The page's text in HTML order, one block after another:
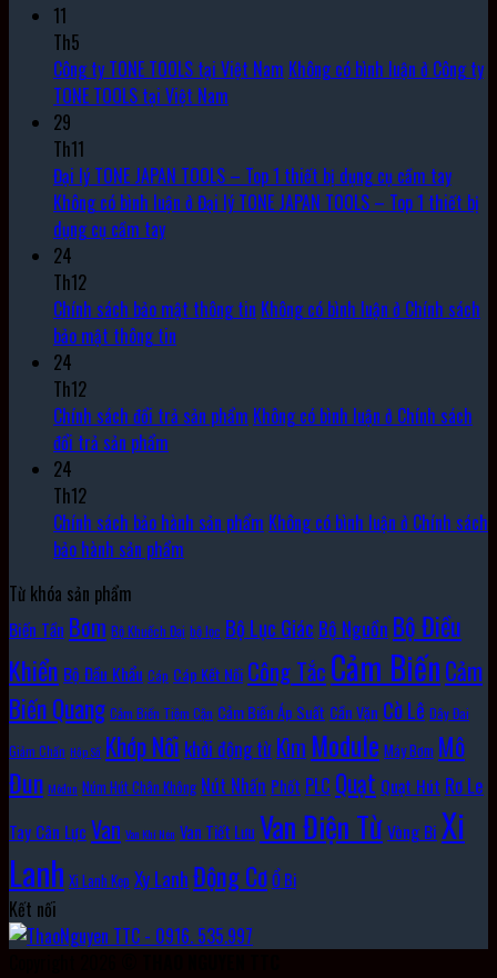
11
Th5
Công ty TONE TOOLS tại Việt Nam Không có bình luận ở Công ty
TONE TOOLS tại Việt Nam
29
Th11
Đại lý TONE JAPAN TOOLS – Top 1 thiết bị dụng cụ cầm tay
Không có bình luận ở Đại lý TONE JAPAN TOOLS – Top 1 thiết bị
dụng cụ cầm tay
24
Th12
Chính sách bảo mật thông tin Không có bình luận ở Chính sách
bảo mật thông tin
24
Th12
Chính sách đổi trả sản phẩm Không có bình luận ở Chính sách
đổi trả sản phẩm
24
Th12
Chính sách bảo hành sản phẩm Không có bình luận ở Chính sách
bảo hành sản phẩm
Từ khóa sản phẩm
Biến Tần Bơm Bộ Khuếch Đại bộ lọc Bộ Lục Giác Bộ Nguồn Bộ Điều
Khiển Bộ Đầu Khẩu Cáp Cáp Kết Nối Công TắcCảm BiếnCảm
Biến Quang Cảm Biến Tiệm Cận Cảm Biến Áp Suất Cần Vặn Cờ Lê Dây Đai
Giảm Chấn Hộp Số Khớp Nối khởi động từ Kìm Module Máy Bơm Mô
Đun Môđun Núm Hút Chân Không Nút Nhấn Phốt PLC Quạt Quạt Hút Rơ Le
Tay Cân Lực Van Van Khí Nén Van Tiết Lưu Van Điện TừVòng Bi Xi
Lanh Xi Lanh Kẹp Xy LanhĐộng CơỔ Bi
Kết nối